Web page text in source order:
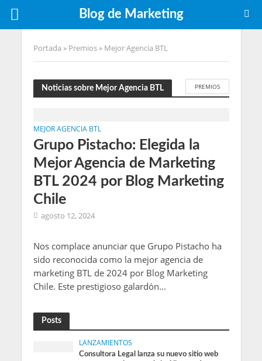
Blog de Marketing
Portada » Premios» Mejor Agencia BTL
Noticias sobre Mejor Agencia BTL PREMIOS
MEJOR AGENCIA BTL
Grupo Pistacho: Elegida la
Mejor Agencia de Marketing
BTL 2024 por Blog Marketing
Chile
agosto 12, 2024
Nos complace anunciar que Grupo Pistacho ha
sido reconocida como la mejor agencia de
marketing BTL de 2024 por Blog Marketing
Chile. Este prestigioso galardón...
Posts
LANZAMIENTOS
Consultora Legal lanza su nuevo sitio web